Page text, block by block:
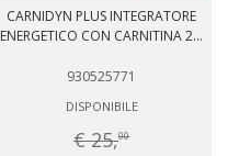
CARNIDYN PLUS INTEGRATORE
ENERGETICO CON CARNITINA 2...
930525771
DISPONIBILE
€ 25,00